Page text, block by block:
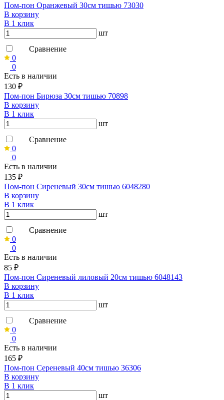
Пом-пон Оранжевый 30см тишью 73030
В корзину
В 1 клик
шт
Сравнение
0
0
Есть в наличии
130 ₽
Пом-пон Бирюза 30см тишью 70898
В корзину
В 1 клик
шт
Сравнение
0
0
Есть в наличии
135 ₽
Пом-пон Сиреневый 30см тишью 6048280
В корзину
В 1 клик
шт
Сравнение
0
0
Есть в наличии
85 ₽
Пом-пон Сиреневый лиловый 20см тишью 6048143
В корзину
В 1 клик
шт
Сравнение
0
0
Есть в наличии
165 ₽
Пом-пон Сереневый 40см тишью 36306
В корзину
В 1 клик
шт